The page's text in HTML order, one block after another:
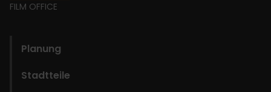
FILM OFFICE
Planung
Stadtteile